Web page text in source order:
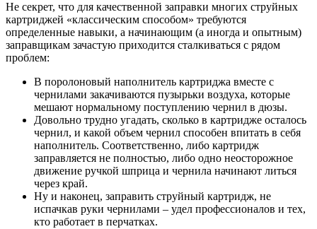
Не секрет, что для качественной заправки многих струйных
картриджей «классическим способом» требуются
определенные навыки, а начинающим (а иногда и опытным)
заправщикам зачастую приходится сталкиваться с рядом
проблем:
В поролоновый наполнитель картриджа вместе с
чернилами закачиваются пузырьки воздуха, которые
мешают нормальному поступлению чернил в дюзы.
Довольно трудно угадать, сколько в картридже осталось
чернил, и какой объем чернил способен впитать в себя
наполнитель. Соответственно, либо картридж
заправляется не полностью, либо одно неосторожное
движение ручкой шприца и чернила начинают литься
через край.
Ну и наконец, заправить струйный картридж, не
испачкав руки чернилами – удел профессионалов и тех,
кто работает в перчатках.